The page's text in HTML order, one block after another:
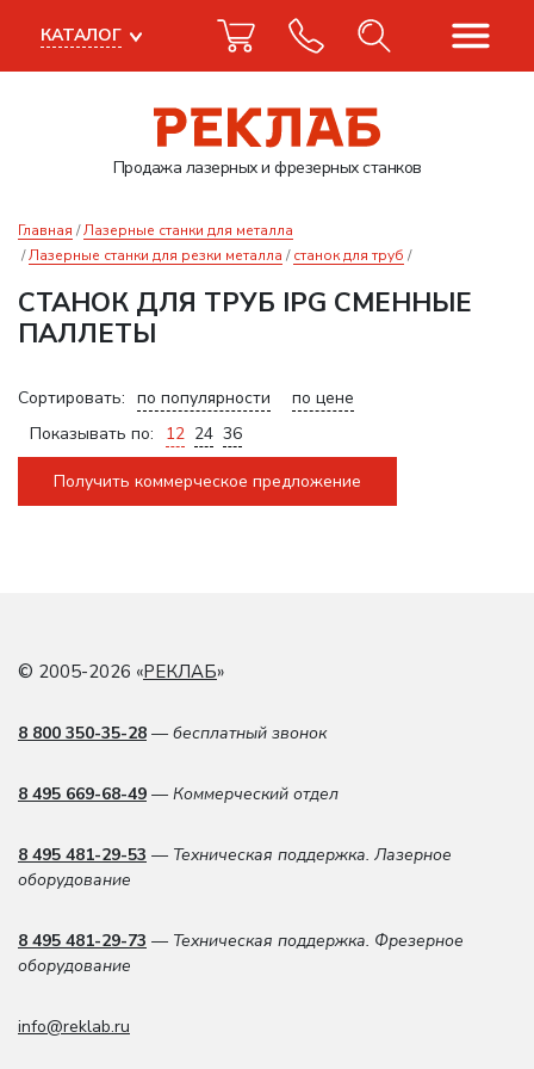
Продажа лазерныхи фрезерных станков
КАТАЛОГ
Главная
Лазерные станки для металла
Лазерные станки для резки металла
станок для труб
СТАНОК ДЛЯ ТРУБ IPG СМЕННЫЕ
ПАЛЛЕТЫ
Сортировать: по популярности
по цене
Показывать по:
12 24 36
Получить коммерческое предложение
© 2005-2026 «РЕКЛАБ»
8 800 350-35-28 — бесплатный звонок
8 495 669-68-49 — Коммерческий отдел
8 495 481-29-53 — Техническая поддержка. Лазерное
оборудование
8 495 481-29-73 — Техническая поддержка. Фрезерное
оборудование
info@reklab.ru